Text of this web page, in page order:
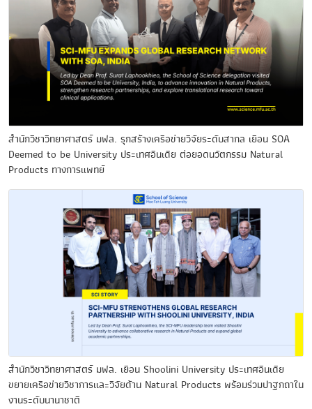
สำนักวิชาวิทยาศาสตร์ มฟล. รุกสร้างเครือข่ายวิจัยระดับสากล เยือน SOA
Deemed to be University ประเทศอินเดีย ต่อยอดนวัตกรรม Natural
Products ทางการแพทย์
สำนักวิชาวิทยาศาสตร์ มฟล. เยือน Shoolini University ประเทศอินเดีย
ขยายเครือข่ายวิชาการและวิจัยด้าน Natural Products พร้อมร่วมปาฐกถาใน
งานระดับนานาชาติ